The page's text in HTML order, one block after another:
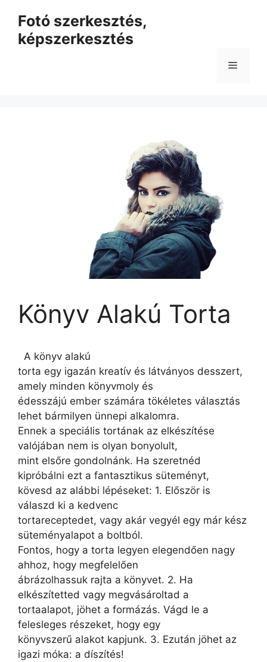
tartalomba
Fotó szerkesztés,
képszerkesztés
Menü
Könyv Alakú Torta
A könyv alakú
torta egy igazán kreatív és látványos desszert,
amely minden könyvmoly és
édesszájú ember számára tökéletes választás
lehet bármilyen ünnepi alkalomra.
Ennek a speciális tortának az elkészítése
valójában nem is olyan bonyolult,
mint elsőre gondolnánk. Ha szeretnéd
kipróbálni ezt a fantasztikus süteményt,
kövesd az alábbi lépéseket: 1. Először is
válaszd ki a kedvenc
tortareceptedet, vagy akár vegyél egy már kész
süteményalapot a boltból.
Fontos, hogy a torta legyen elegendően nagy
ahhoz, hogy megfelelően
ábrázolhassuk rajta a könyvet. 2. Ha
elkészítetted vagy megvásároltad a
tortaalapot, jöhet a formázás. Vágd le a
felesleges részeket, hogy egy
könyvszerű alakot kapjunk. 3. Ezután jöhet az
igazi móka: a díszítés!